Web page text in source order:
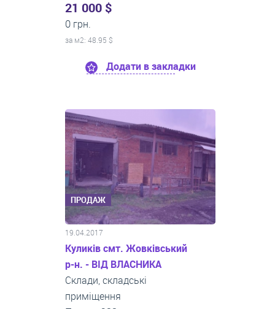
21 000 $
0 грн.
за м2: 48.95 $
Додати в закладки
ПРОДАЖ
19.04.2017
Куликів смт. Жовківський
р-н. - ВІД ВЛАСНИКА
Склади, складські
приміщення